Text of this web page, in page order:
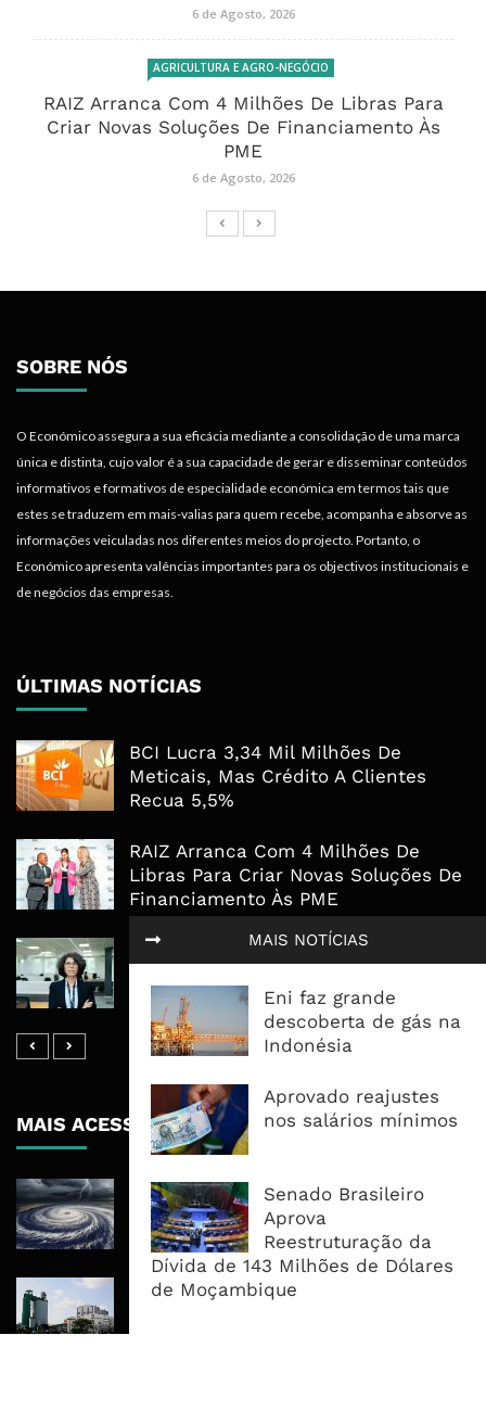
MAIS NOTÍCIAS
Eni faz grande
descoberta de gás na
Indonésia
Aprovado reajustes
nos salários mínimos
Senado Brasileiro
Aprova
Reestruturação da
Dívida de 143 Milhões de Dólares
de Moçambique
6 de Agosto, 2026
AGRICULTURA E AGRO-NEGÓCIO
RAIZ Arranca Com 4 Milhões De Libras Para
Criar Novas Soluções De Financiamento Às
PME
6 de Agosto, 2026
SOBRE NÓS
O Económico assegura a sua eficácia mediante a consolidação de uma marca
única e distinta, cujo valor é a sua capacidade de gerar e disseminar conteúdos
informativos e formativos de especialidade económica em termos tais que
estes se traduzem em mais-valias para quem recebe, acompanha e absorve as
informações veiculadas nos diferentes meios do projecto. Portanto, o
Económico apresenta valências importantes para os objectivos institucionais e
de negócios das empresas.
ÚLTIMAS NOTÍCIAS
BCI Lucra 3,34 Mil Milhões De
Meticais, Mas Crédito A Clientes
Recua 5,5%
RAIZ Arranca Com 4 Milhões De
Libras Para Criar Novas Soluções De
Financiamento Às PME
Banco De Desenvolvimento Pode
Define O Resultado
MAIS ACESSADOS
Tempestade Tropical GEZANI Poderá
Afectar Mais De Um Milhão De
Pessoas No Centro E Sul ...
Governo admite nova operadora